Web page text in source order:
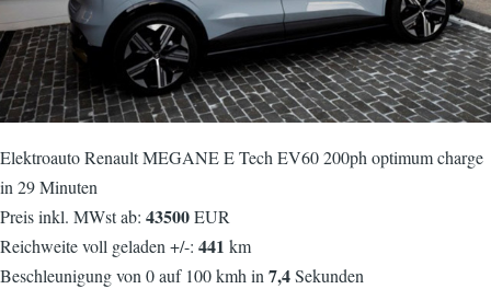
Elektroauto Renault MEGANE E Tech EV60 200ph optimum charge
in 29 Minuten
Preis inkl. MWst ab: 43500EUR
Reichweite voll geladen +/-: 441 km
Beschleunigung von 0 auf 100 kmh in 7,4Sekunden